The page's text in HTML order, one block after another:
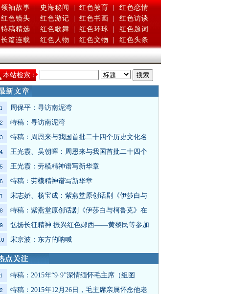
领袖故事 | 史海秘闻 | 红色教育 |
红色恋情
红色镜头 红色游记 红色书画
红色访谈
特稿精选 红色歌舞 红色环球
红色题词
长篇连载 红色人物 红色文物 红色头条
本站检索：
周保平：寻访南泥湾
特稿：寻访南泥湾
特稿：周恩来与我国首批二十四个历史文化名
王光霞、吴朝晖：周恩来与我国首批二十四个
王光霞：劳模精神谱写新华章
特稿：劳模精神谱写新华章
宋志娇、杨宝成：紫燕堂原创话剧《伊莎白与
特稿：紫燕堂原创话剧《伊莎白与柯鲁克》在
弘扬长征精神 振兴红色郧西——黄黎民等参加
宋京波：东方的呐喊
特稿：2015年“9·9”深情缅怀毛主席（组图
特稿：2015年12月26日，毛主席亲属怀念他老